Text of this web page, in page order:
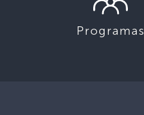
Programas